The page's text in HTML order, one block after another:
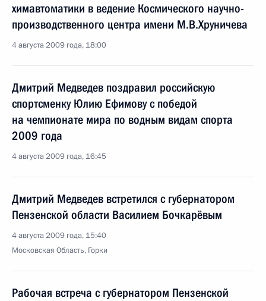
химавтоматики в ведение Космического научно-
производственного центра имени М.В.Хруничева
4 августа 2009 года, 18:00
Дмитрий Медведев поздравил российскую
спортсменку Юлию Ефимову с победой
на чемпионате мира по водным видам спорта
2009 года
4 августа 2009 года, 16:45
Дмитрий Медведев встретился с губернатором
Пензенской области Василием Бочкарёвым
4 августа 2009 года, 15:40
Московская Область, Горки
Рабочая встреча с губернатором Пензенской